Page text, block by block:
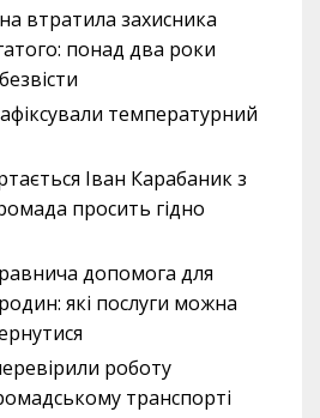
втратила захисника
понад два роки
температурний
Іван Карабаник з
просить гідно
допомога для
які послуги можна
роботу
транспорті